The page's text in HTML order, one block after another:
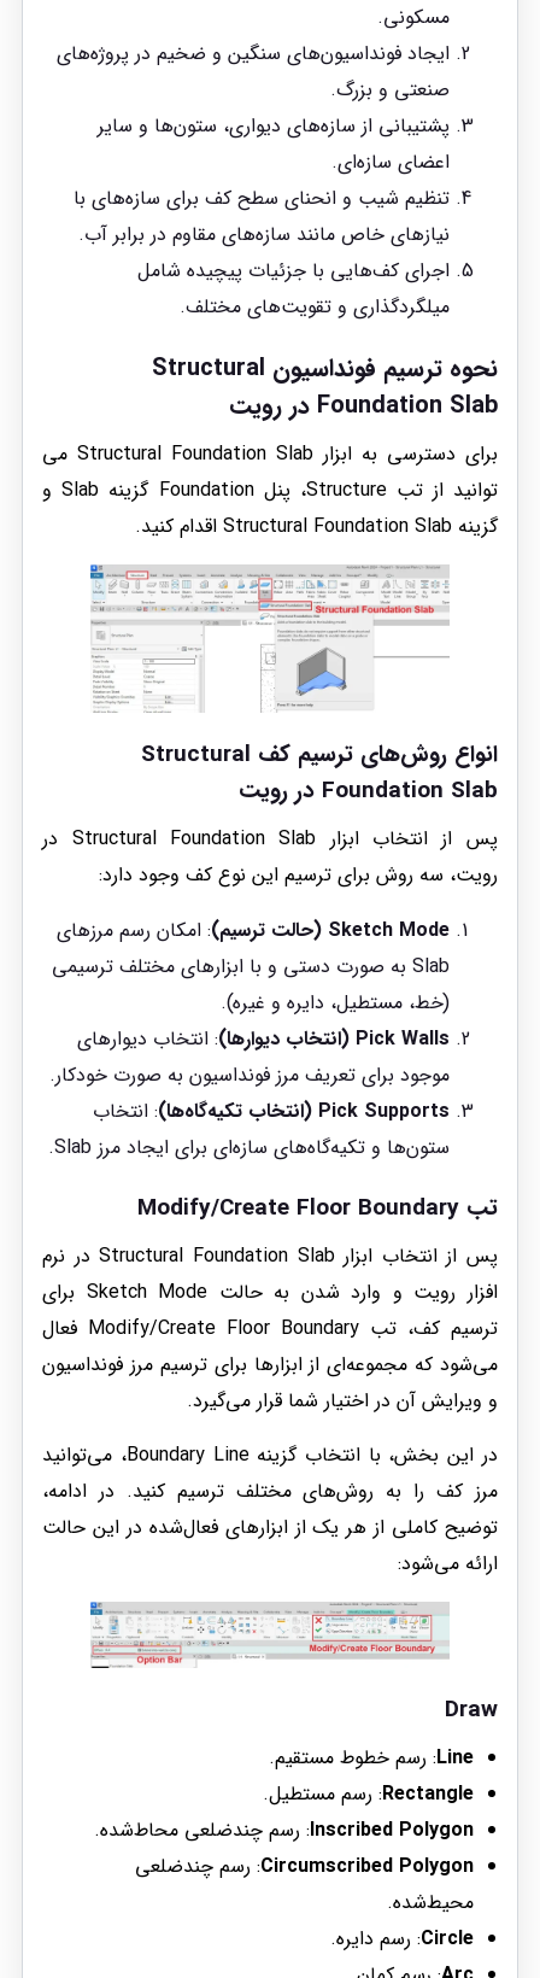
مسکونی.
ایجاد فونداسیون‌های سنگین و ضخیم در پروژه‌های
صنعتی و بزرگ.
پشتیبانی از سازه‌های دیواری، ستون‌ها و سایر
اعضای سازه‌ای.
تنظیم شیب و انحنای سطح کف برای سازه‌های با
نیازهای خاص مانند سازه‌های مقاوم در برابر آب.
اجرای کف‌هایی با جزئیات پیچیده شامل
میلگردگذاری و تقویت‌های مختلف.
نحوه ترسیم فونداسیون Structural
Foundation Slab در رویت
برای دسترسی به ابزار Structural Foundation Slab می
توانید از تب Structure، پنل Foundation گزینه Slab و
گزینه Structural Foundation Slab اقدام کنید.
انواع روش‌های ترسیم کف Structural
Foundation Slab در رویت
پس از انتخاب ابزار Structural Foundation Slab در
رویت، سه روش برای ترسیم این نوع کف وجود دارد:
Sketch Mode (حالت ترسیم)
: امکان رسم مرزهای
Slab به صورت دستی و با ابزارهای مختلف ترسیمی
(خط، مستطیل، دایره و غیره).
Pick Walls (انتخاب دیوارها)
: انتخاب دیوارهای
موجود برای تعریف مرز فونداسیون به صورت خودکار.
Pick Supports (انتخاب تکیه‌گاه‌ها)
: انتخاب
ستون‌ها و تکیه‌گاه‌های سازه‌ای برای ایجاد مرز Slab.
تب Modify/Create Floor Boundary
پس از انتخاب ابزار Structural Foundation Slab در نرم
افزار رویت و وارد شدن به حالت Sketch Mode برای
ترسیم کف، تب Modify/Create Floor Boundary فعال
می‌شود که مجموعه‌ای از ابزارها برای ترسیم مرز فونداسیون
و ویرایش آن در اختیار شما قرار می‌گیرد.
در این بخش، با انتخاب گزینه Boundary Line، می‌توانید
مرز کف را به روش‌های مختلف ترسیم کنید. در ادامه،
توضیح کاملی از هر یک از ابزارهای فعال‌شده در این حالت
ارائه می‌شود:
Draw
Line: رسم خطوط مستقیم.
Rectangle: رسم مستطیل.
Inscribed Polygon: رسم چندضلعی محاط‌شده.
Circumscribed Polygon: رسم چندضلعی
محیط‌شده.
Circle: رسم دایره.